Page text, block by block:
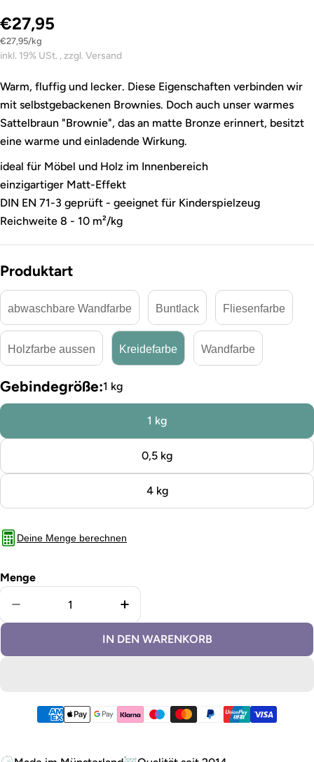
€27,95
Stückpreis
€27,95/
pro kg
inkl. 19% USt. , zzgl. Versand
Warm, fluffig und lecker. Diese Eigenschaften verbinden wir
mit selbstgebackenen Brownies. Doch auch unser warmes
Sattelbraun "Brownie", das an matte Bronze erinnert, besitzt
eine warme und einladende Wirkung.
ideal für Möbel und Holz im Innenbereich
einzigartiger Matt-Effekt
DIN EN 71-3 geprüft - geeignet für Kinderspielzeug
Reichweite 8 - 10 m²/kg
Produktart
abwaschbare Wandfarbe Buntlack Fliesenfarbe
Holzfarbe aussen Kreidefarbe Wandfarbe
Gebindegröße:1 kg
1 kg
0,5 kg
4 kg
Deine Menge berechnen
Menge
Menge für Kreidefarbe Brownie verringern
Menge für Kreidefarbe Brownie
IN DEN WARENKORB
Zahlungsmethoden